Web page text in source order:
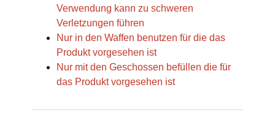
Verwendung kann zu schweren
Verletzungen führen
Nur in den Waffen benutzen für die das
Produkt vorgesehen ist
Nur mit den Geschossen befüllen die für
das Produkt vorgesehen ist